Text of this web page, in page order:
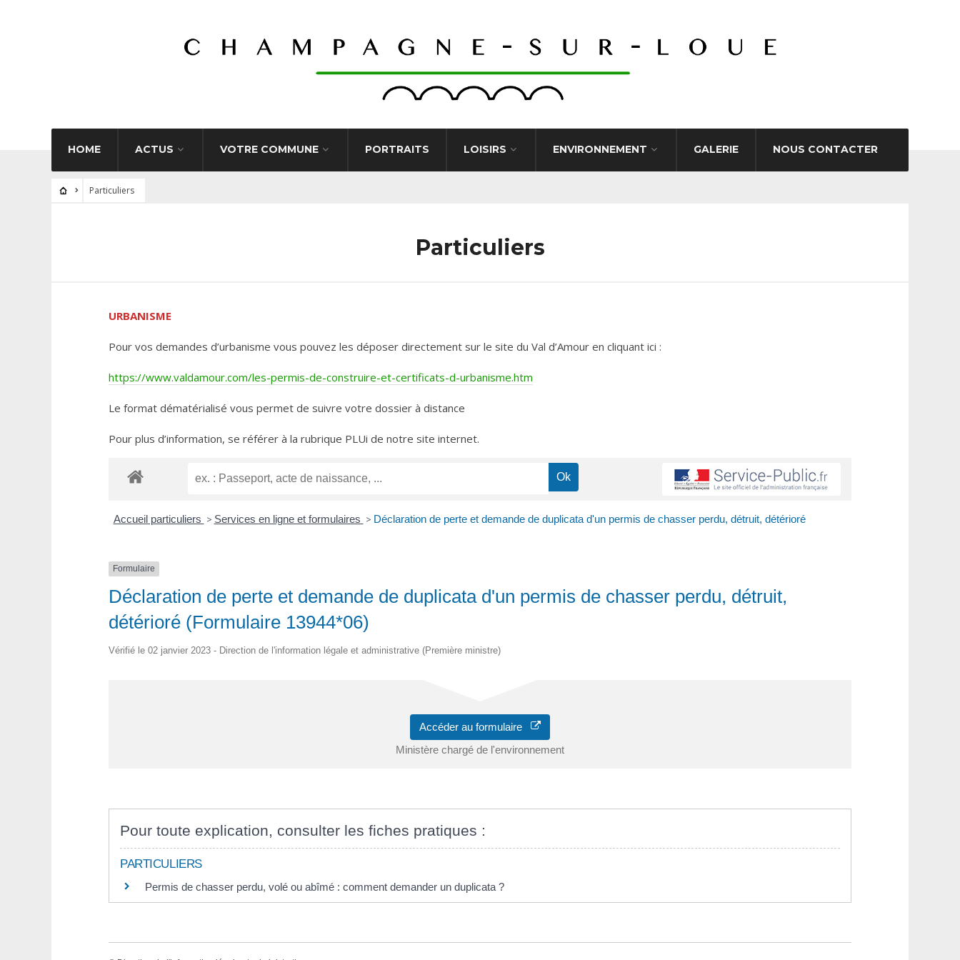
HOME ACTUS VOTRE COMMUNE PORTRAITS LOISIRS ENVIRONNEMENT GALERIE NOUS CONTACTER
Particuliers
Particuliers
URBANISME
Pour vos demandes d’urbanisme vous pouvez les déposer directement sur le site du Val d’Amour en cliquant ici :
https://www.valdamour.com/les-permis-de-construire-et-certificats-d-urbanisme.htm
Le format dématérialisé vous permet de suivre votre dossier à distance
Pour plus d’information, se référer à la rubrique PLUi de notre site internet.
Accueil particuliers > Services en ligne et formulaires > Déclaration de perte et demande de duplicata d'un permis de chasser perdu, détruit, détérioré
Formulaire
Déclaration de perte et demande de duplicata d'un permis de chasser perdu, détruit,
détérioré (Formulaire 13944*06)
Vérifié le 02 janvier 2023 - Direction de l'information légale et administrative (Première ministre)
Accéder au formulaire
Ministère chargé de l'environnement
Pour toute explication, consulter les fiches pratiques :
PARTICULIERS
Permis de chasser perdu, volé ou abîmé : comment demander un duplicata ?